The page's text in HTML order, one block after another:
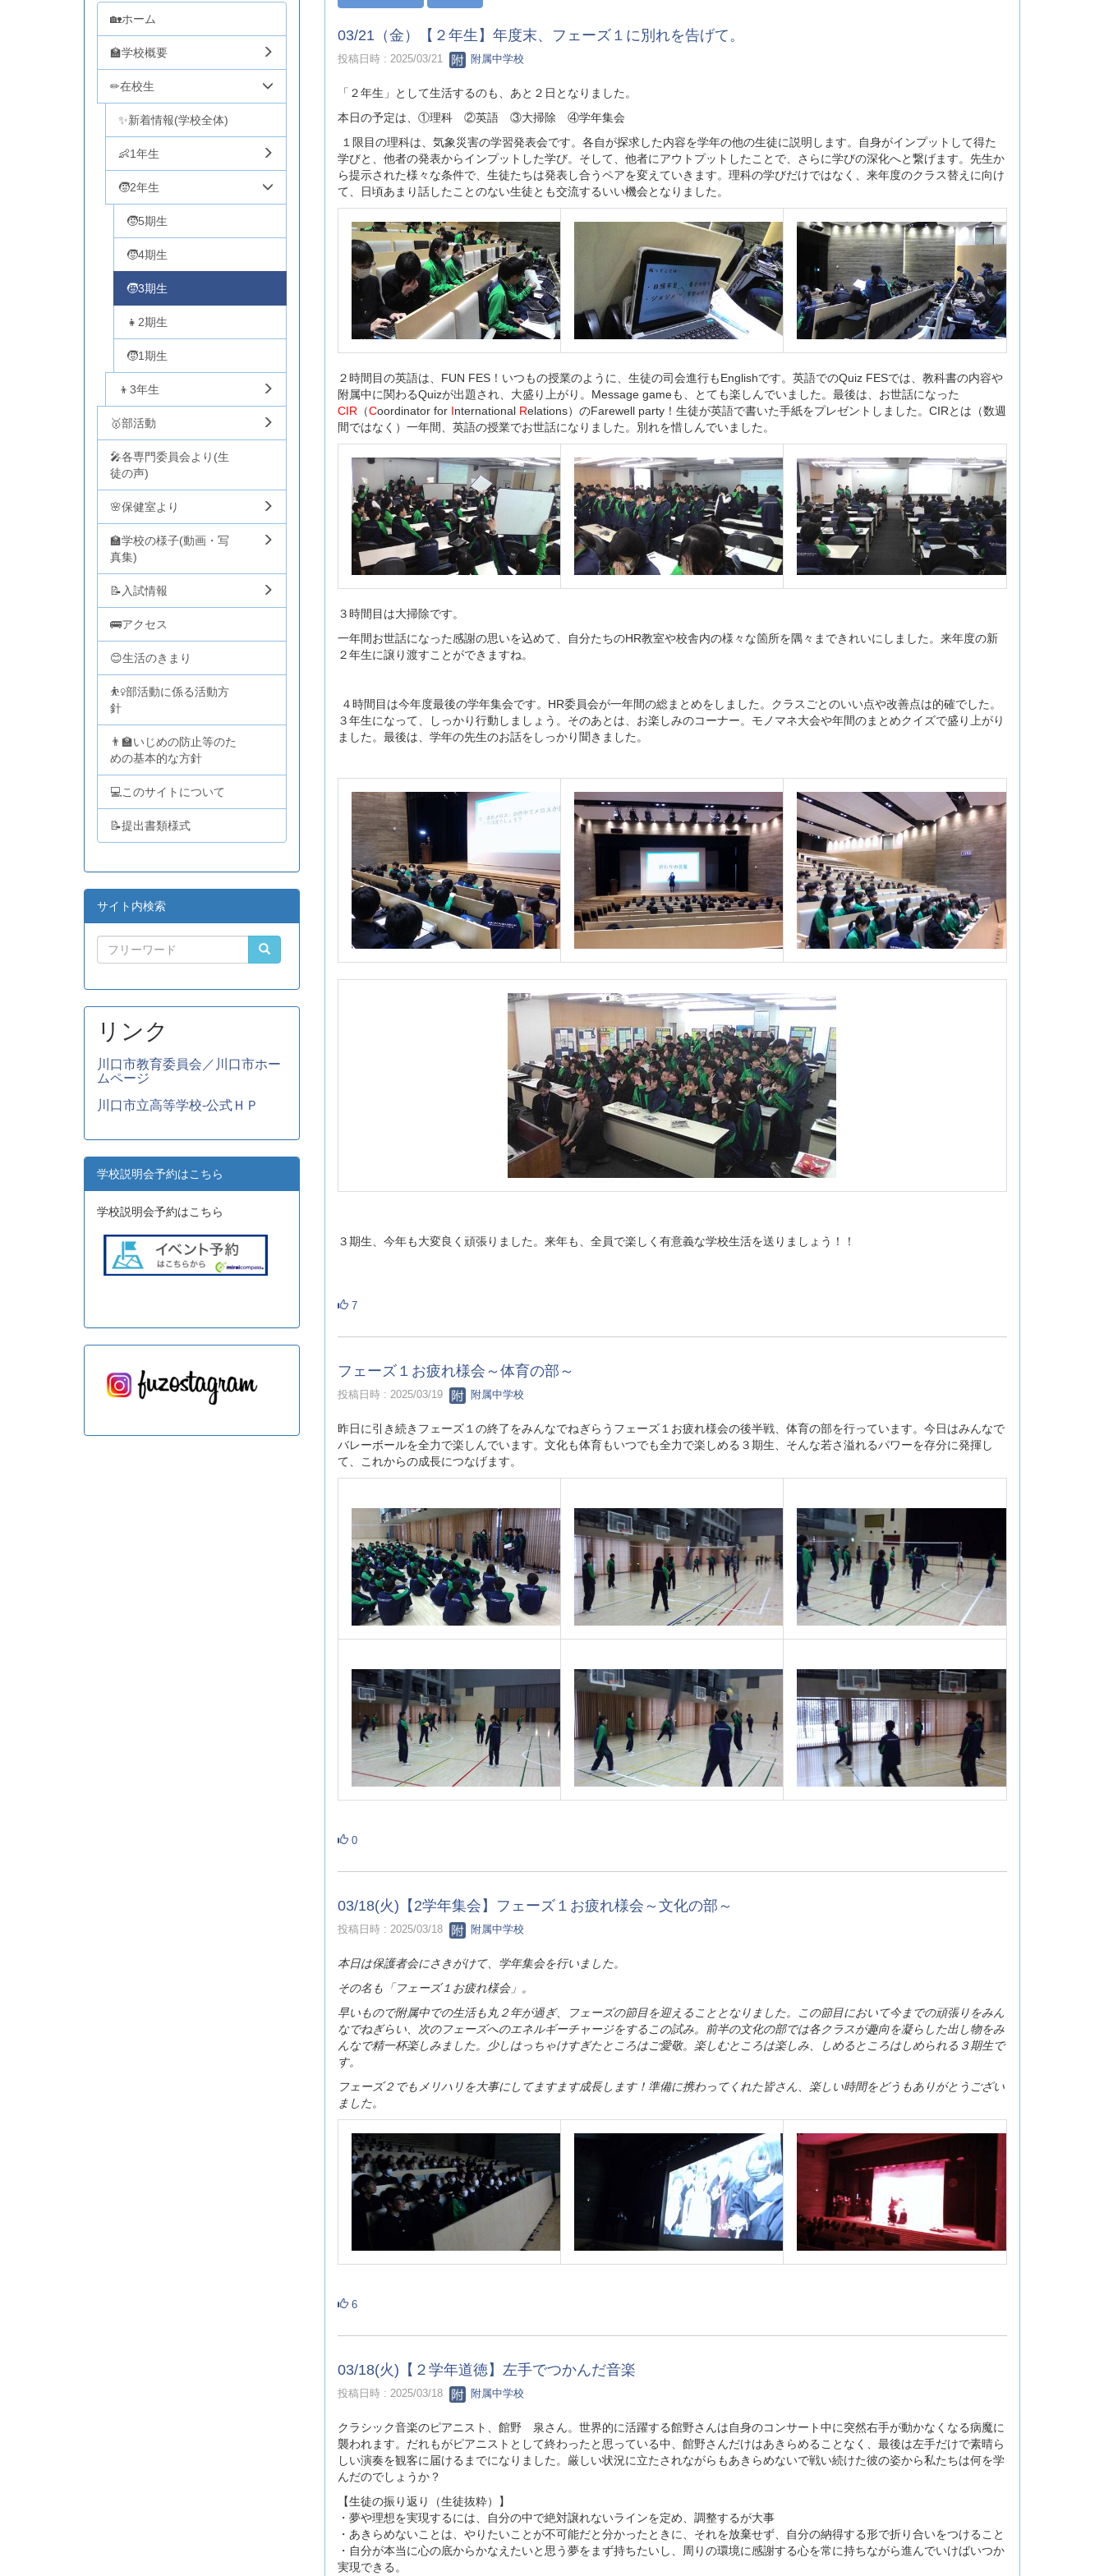
03/21（金）【２年生】年度末、フェーズ１に別れを告げて。
投稿日時 : 2025/03/21 附属中学校
「２年生」として生活するのも、あと２日となりました。
本日の予定は、①理科 ②英語 ③大掃除 ④学年集会
１限目の理科は、気象災害の学習発表会です。各自が探求した内容を学年の他の生徒に説明します。自身がインプットして得た
学びと、他者の発表からインプットした学び。そして、他者にアウトプットしたことで、さらに学びの深化へと繋げます。先生か
ら提示された様々な条件で、生徒たちは発表し合うペアを変えていきます。理科の学びだけではなく、来年度のクラス替えに向け
て、日頃あまり話したことのない生徒とも交流するいい機会となりました。
２時間目の英語は、FUN FES！いつもの授業のように、生徒の司会進行もEnglishです。英語でのQuiz FESでは、教科書の内容や
附属中に関わるQuizが出題され、大盛り上がり。Message gameも、とても楽しんでいました。最後は、お世話になった
CIR （Coordinator for International Relations）のFarewell party！生徒が英語で書いた手紙をプレゼントしました。CIRとは（数週
間ではなく）一年間、英語の授業でお世話になりました。別れを惜しんでいました。
３時間目は大掃除です。
一年間お世話になった感謝の思いを込めて、自分たちのHR教室や校舎内の様々な箇所を隅々まできれいにしました。来年度の新
２年生に譲り渡すことができますね。
４時間目は今年度最後の学年集会です。HR委員会が一年間の総まとめをしました。クラスごとのいい点や改善点は的確でした。
３年生になって、しっかり行動しましょう。そのあとは、お楽しみのコーナー。モノマネ大会や年間のまとめクイズで盛り上がり
ました。最後は、学年の先生のお話をしっかり聞きました。
３期生、今年も大変良く頑張りました。来年も、全員で楽しく有意義な学校生活を送りましょう！！
7
フェーズ１お疲れ様会～体育の部～
投稿日時 : 2025/03/19 附属中学校
昨日に引き続きフェーズ１の終了をみんなでねぎらうフェーズ１お疲れ様会の後半戦、体育の部を行っています。今日はみんなで
バレーボールを全力で楽しんでいます。文化も体育もいつでも全力で楽しめる３期生、そんな若さ溢れるパワーを存分に発揮し
て、これからの成長につなげます。
0
03/18(火)【2学年集会】フェーズ１お疲れ様会～文化の部～
投稿日時 : 2025/03/18 附属中学校
本日は保護者会にさきがけて、学年集会を行いました。
その名も「フェーズ１お疲れ様会」。
早いもので附属中での生活も丸２年が過ぎ、フェーズの節目を迎えることとなりました。この節目において今までの頑張りをみん
なでねぎらい、次のフェーズへのエネルギーチャージをするこの試み。前半の文化の部では各クラスが趣向を凝らした出し物をみ
んなで精一杯楽しみました。少しはっちゃけすぎたところはご愛敬。楽しむところは楽しみ、しめるところはしめられる３期生で
す。
フェーズ２でもメリハリを大事にしてますます成長します！準備に携わってくれた皆さん、楽しい時間をどうもありがとうござい
ました。
6
03/18(火)【２学年道徳】左手でつかんだ音楽
投稿日時 : 2025/03/18 附属中学校
クラシック音楽のピアニスト、館野 泉さん。世界的に活躍する館野さんは自身のコンサート中に突然右手が動かなくなる病魔に
襲われます。だれもがピアニストとして終わったと思っている中、館野さんだけはあきらめることなく、最後は左手だけで素晴ら
しい演奏を観客に届けるまでになりました。厳しい状況に立たされながらもあきらめないで戦い続けた彼の姿から私たちは何を学
んだのでしょうか？
【生徒の振り返り（生徒抜粋）】
・夢や理想を実現するには、自分の中で絶対譲れないラインを定め、調整するが大事
・あきらめないことは、やりたいことが不可能だと分かったときに、それを放棄せず、自分の納得する形で折り合いをつけること
・自分が本当に心の底からかなえたいと思う夢をまず持ちたいし、周りの環境に感謝する心を常に持ちながら進んでいけばいつか
実現できる。
🏡ホーム
🏫学校概要
✏在校生
✨新着情報(学校全体)
👶1年生
🧒2年生
🧒5期生
🧒4期生
🧒3期生
👧2期生
🧒1期生
👦3年生
🥇部活動
🎤各専門委員会より(生
徒の声)
🌸保健室より
🏫学校の様子(動画・写
真集)
📝入試情報
🚌アクセス
😊生活のきまり
⛹️‍♀️部活動に係る活動方
針
👨‍🏫いじめの防止等のた
めの基本的な方針
💻このサイトについて
📝提出書類様式
サイト内検索
リンク
川口市教育委員会／川口市ホー
ムページ
川口市立高等学校-公式ＨＰ
学校説明会予約はこちら
学校説明会予約はこちら